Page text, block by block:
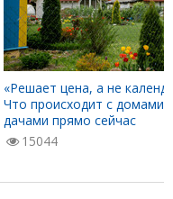
«Решает цена, а не
Что происходит с домами
дачами прямо сейчас
15044